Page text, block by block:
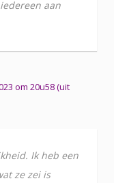
aan
om 20u58 (uit
Ik heb een
ze zei is